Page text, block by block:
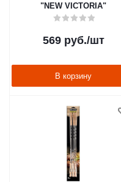
"NEW VICTORIA"
569руб./шт
В корзину